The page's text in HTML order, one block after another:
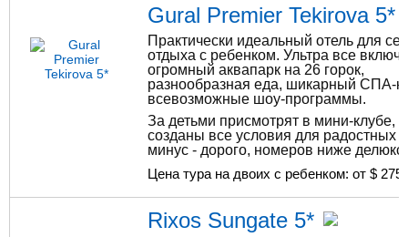
Gural Premier Tekirova 5*
Практически идеальный отель для
отдыха с ребенком. Ультра все
огромный аквапарк на 26 горок,
разнообразная еда, шикарный СПА-
всевозможные шоу-программы.
За детьми присмотрят в мини-клубе,
созданы все условия для радостных
минус - дорого, номеров ниже
Цена тура на двоих с ребенком: от $
Rixos Sungate 5*